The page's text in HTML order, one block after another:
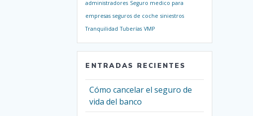
administradores Seguro medico para
empresas seguros de coche siniestros
Tranquilidad Tuberías VMP
ENTRADAS RECIENTES
Cómo cancelar el seguro de
vida del banco